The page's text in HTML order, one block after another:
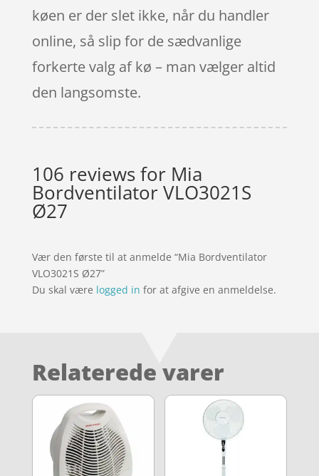
køen er der slet ikke, når du handler
online, så slip for de sædvanlige
forkerte valg af kø – man vælger altid
den langsomste.
106 reviews for Mia
Bordventilator VLO3021S
Ø27
Vær den første til at anmelde “Mia Bordventilator
VLO3021S Ø27”
Du skal være logged in for at afgive en anmeldelse.
Relaterede varer